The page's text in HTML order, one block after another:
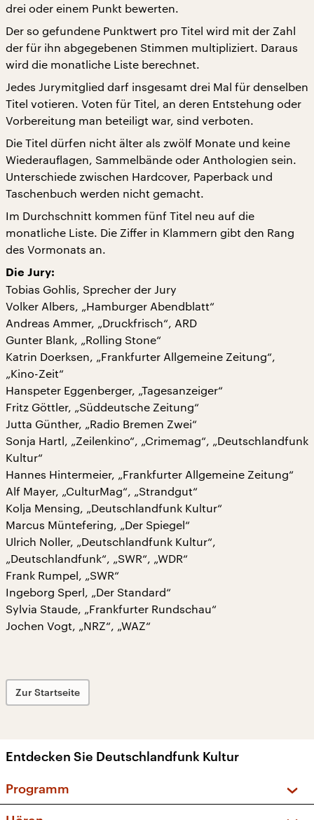
drei oder einem Punkt bewerten.
Der so gefundene Punktwert pro Titel wird mit der Zahl
der für ihn abgegebenen Stimmen multipliziert. Daraus
wird die monatliche Liste berechnet.
Jedes Jurymitglied darf insgesamt drei Mal für denselben
Titel votieren. Voten für Titel, an deren Entstehung oder
Vorbereitung man beteiligt war, sind verboten.
Die Titel dürfen nicht älter als zwölf Monate und keine
Wiederauflagen, Sammelbände oder Anthologien sein.
Unterschiede zwischen Hardcover, Paperback und
Taschenbuch werden nicht gemacht.
Im Durchschnitt kommen fünf Titel neu auf die
monatliche Liste. Die Ziffer in Klammern gibt den Rang
des Vormonats an.
Die Jury:
Tobias Gohlis, Sprecher der Jury
Volker Albers, „Hamburger Abendblatt“
Andreas Ammer, „Druckfrisch“, ARD
Gunter Blank, „Rolling Stone“
Katrin Doerksen, „Frankfurter Allgemeine Zeitung“,
„Kino-Zeit“
Hanspeter Eggenberger, „Tagesanzeiger“
Fritz Göttler, „Süddeutsche Zeitung“
Jutta Günther, „Radio Bremen Zwei“
Sonja Hartl, „Zeilenkino“, „Crimemag“, „Deutschlandfunk
Kultur“
Hannes Hintermeier, „Frankfurter Allgemeine Zeitung“
Alf Mayer, „CulturMag“, „Strandgut“
Kolja Mensing, „Deutschlandfunk Kultur“
Marcus Müntefering, „Der Spiegel“
Ulrich Noller, „Deutschlandfunk Kultur“,
„Deutschlandfunk“, „SWR“, „WDR“
Frank Rumpel, „SWR“
Ingeborg Sperl, „Der Standard“
Sylvia Staude, „Frankfurter Rundschau“
Jochen Vogt, „NRZ“, „WAZ“
Zur Startseite
Entdecken Sie Deutschlandfunk Kultur
Programm